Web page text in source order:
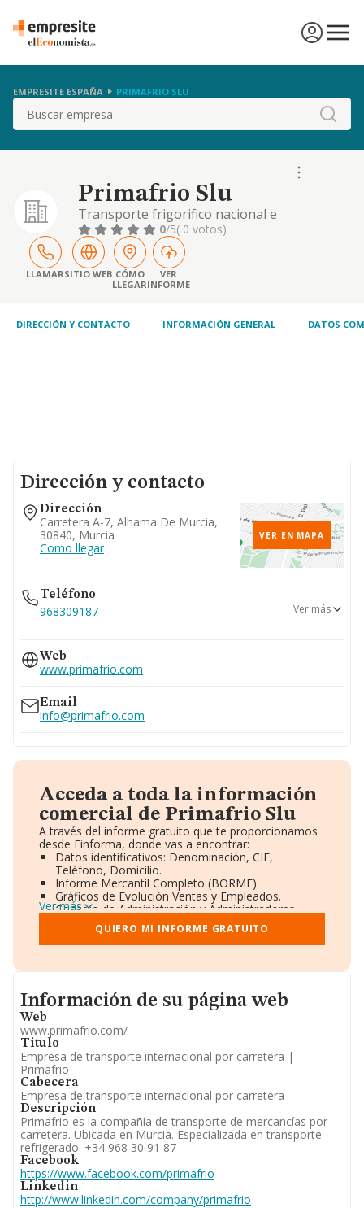
EMPRESITE ESPAÑA PRIMAFRIO SLU
Buscar
Primafrio Slu
Transporte frigorifico nacional e
internacional.0/5( 0 votos)
LLAMARSITIO WEB CÓMO
LLEGAR
VER
INFORME
DIRECCIÓN Y CONTACTO INFORMACIÓN GENERAL DATOS
Dirección y contacto
Dirección
Carretera A-7, Alhama De Murcia,
30840, Murcia
Como llegar
VER EN MAPA
Teléfono
968309187
642...
Ver teléfono 642...
902108655
Ver más
Web
www.primafrio.com
Email
info@primafrio.com
Acceda a toda la información
comercial de Primafrio Slu
A través del informe gratuito que te proporcionamos
desde Einforma, donde vas a encontrar:
Datos identificativos: Denominación, CIF,
Teléfono, Domicilio.
Informe Mercantil Completo (BORME).
Gráficos de Evolución Ventas y Empleados.
Consejo de Administración y Administradores.
Directivos y Ejecutivos.
Accionistas.
Participaciones y Vinculaciones en otras empresas.
Información oficial y registral complementaria.
Ver más
QUIERO MI INFORME GRATUITO
Informacion de su página web
Información de su página web
Web
www.primafrio.com/
Titulo
Empresa de transporte internacional por carretera |
Primafrio
Cabecera
Empresa de transporte internacional por carretera
Descripción
Primafrio es la compañía de transporte de mercancías por
carretera. Ubicada en Murcia. Especializada en transporte
refrigerado. +34 968 30 91 87
Facebook
https://www.facebook.com/primafrio
Linkedin
http://www.linkedin.com/company/primafrio